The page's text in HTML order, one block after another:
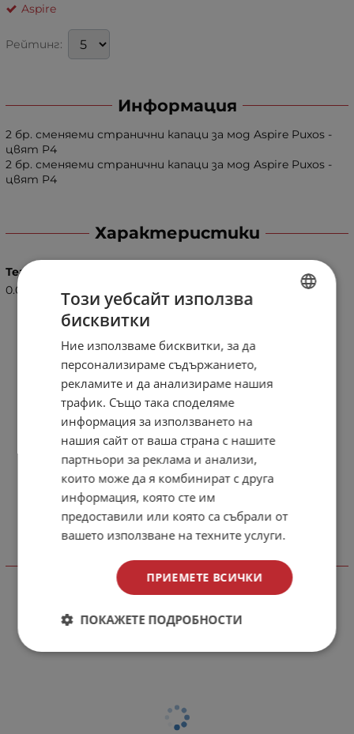
Aspire
Рейтинг:
Информация
2 бр. сменяеми странични капаци за мод Aspire Puxos -
цвят P4
2 бр. сменяеми странични капаци за мод Aspire Puxos -
цвят P4
Характеристики
Тегло (кг.)
0.02
Отзиви към продукт
Този уебсайт използва
бисквитки
Ние използваме бисквитки, за да
персонализираме съдържанието,
рекламите и да анализираме нашия
трафик. Също така споделяме
информация за използването на
нашия сайт от ваша страна с нашите
партньори за реклама и анализи,
които може да я комбинират с друга
информация, която сте им
предоставили или която са събрали от
вашето използване на техните услуги.
ПРИЕМЕТЕ ВСИЧКИ
ПОКАЖЕТЕ ПОДРОБНОСТИ